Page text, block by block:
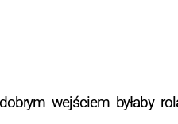
wejściem byłaby